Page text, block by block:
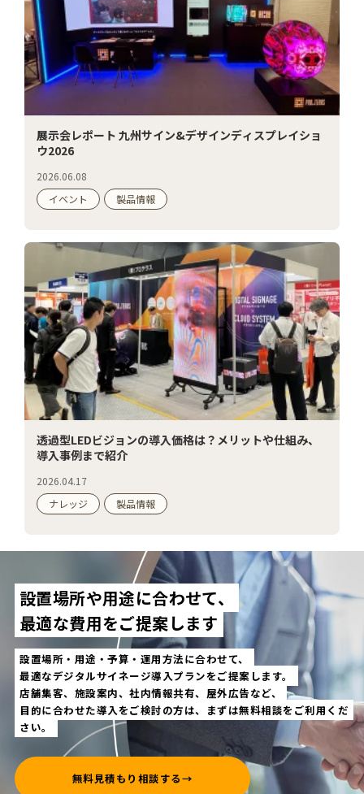
展示会レポート 九州サイン&デザインディスプレイショ
ウ2026
2026.06.08
イベント
製品情報
透過型LEDビジョンの導入価格は？メリットや仕組み、
導入事例まで紹介
2026.04.17
ナレッジ
製品情報
設置場所や用途に合わせて、
最適な費用をご提案します
設置場所・用途・予算・運用方法に合わせて、
最適なデジタルサイネージ導入プランをご提案します。
店舗集客、施設案内、社内情報共有、屋外広告など、
目的に合わせた導入をご検討の方は、まずは無料相談をご利用くだ
さい。
無料見積もり相談する→